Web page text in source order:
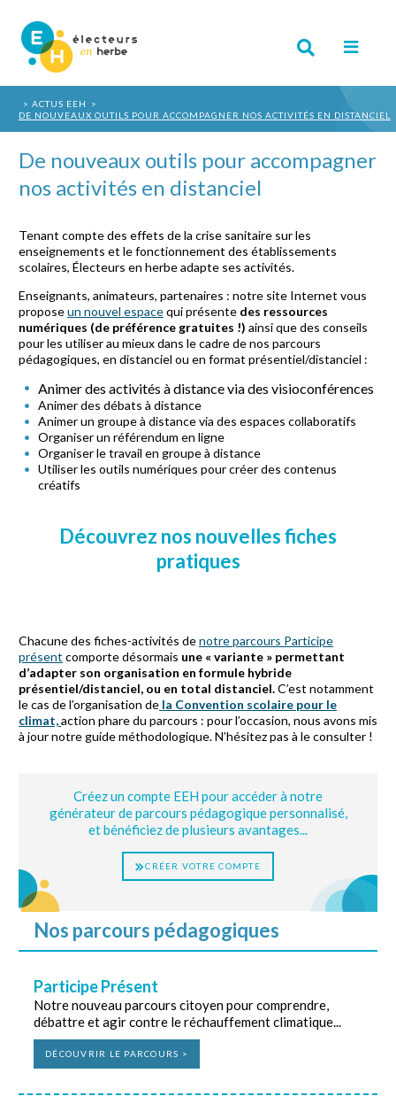
ACTUS EEH
DE NOUVEAUX OUTILS POUR ACCOMPAGNER NOS ACTIVITÉS EN DISTANCIEL
De nouveaux outils pour accompagner
nos activités en distanciel
Tenant compte des effets de la crise sanitaire sur les
enseignements et le fonctionnement des établissements
scolaires, Électeurs en herbe adapte ses activités.
Enseignants, animateurs, partenaires : notre site Internet vous
proposeun nouvel espacequi présente des ressources
numériques (de préférence gratuites !) ainsi que des conseils
pour les utiliser au mieux dans le cadre de nos parcours
pédagogiques, en distanciel ou en format présentiel/distanciel :
Animer des activités à distance via des visioconférences
Animer des débats à distance
Animer un groupe à distance via des espaces collaboratifs
Organiser un référendum en ligne
Organiser le travail en groupe à distance
Utiliser les outils numériques pour créer des contenus
créatifs
Découvrez nos nouvelles fiches
pratiques
Chacune des fiches-activités denotre parcours Participe
présent comporte désormais une « variante » permettant
d’adapter son organisation en formule hybride
présentiel/distanciel, ou en total distanciel.C’est notamment
le cas de l’organisation de la Convention scolaire pour le
climat,action phare du parcours : pour l’occasion, nous avons mis
à jour notre guide méthodologique. N’hésitez pas à le consulter !
Créez un compte EEH pour accéder à notre
générateur de parcours pédagogique personnalisé,
et bénéficiez de plusieurs avantages...
CRÉER VOTRE COMPTE
Nos parcours pédagogiques
Participe Présent
Notre nouveau parcours citoyen pour comprendre,
débattre et agir contre le réchauffement climatique...
DÉCOUVRIR LE PARCOURS >